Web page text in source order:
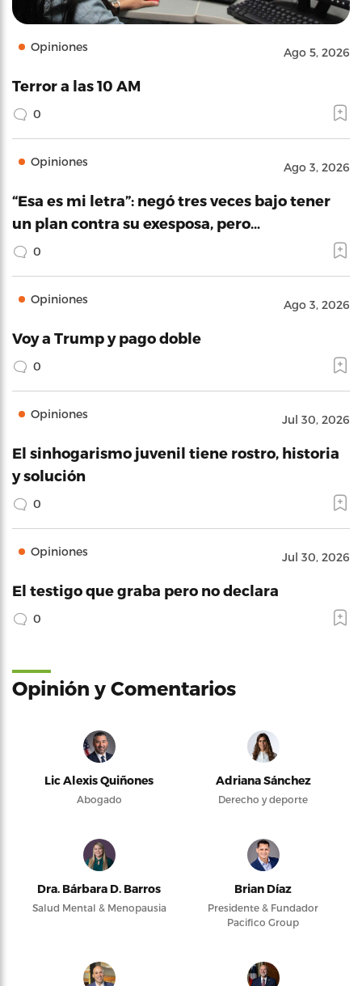
Opiniones Ago 5, 2026
Terror a las 10 AM
0
Opiniones Ago 3, 2026
“Esa es mi letra”: negó tres veces bajo tener
un plan contra su exesposa, pero…
0
Opiniones Ago 3, 2026
Voy a Trump y pago doble
0
Opiniones Jul 30, 2026
El sinhogarismo juvenil tiene rostro, historia
y solución
0
Opiniones Jul 30, 2026
El testigo que graba pero no declara
0
Opinión y Comentarios
Lic Alexis Quiñones
Abogado
Adriana Sánchez
Derecho y deporte
Dra. Bárbara D. Barros
Salud Mental & Menopausia
Brian Díaz
Presidente & Fundador
Pacifico Group